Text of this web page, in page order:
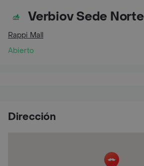
Verbiov Sede Norte
Rappi Mall
Abierto
Dirección